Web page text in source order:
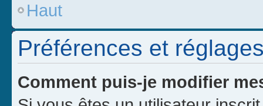
Haut
Préférences et
Comment puis-je modifier